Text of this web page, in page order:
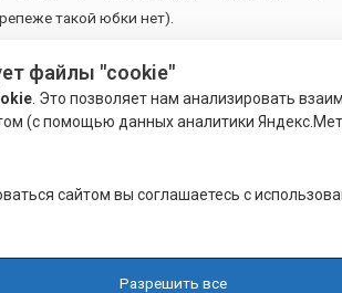
такой юбки нет).
располагает возможностью
электронными компонентамидля
файлы "cookie"
. Это позволяет нам анализировать
(с помощью данных аналитики
сайтом вы соглашаетесь с
Разрешить все